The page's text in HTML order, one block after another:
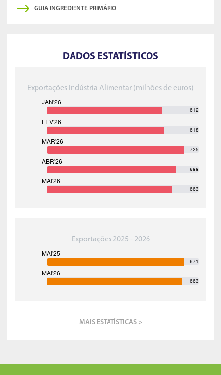
GUIA INGREDIENTE PRIMÁRIO
DADOS ESTATÍSTICOS
Exportações Indústria Alimentar (milhões de euros)
612
618
725
688
663
Exportações 2025 - 2026
671
663
MAIS ESTATÍSTICAS >